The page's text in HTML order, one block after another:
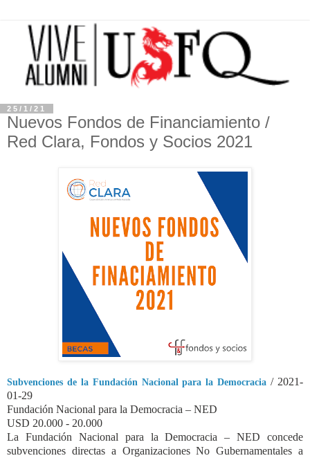
25/1/21
Nuevos Fondos de Financiamiento /
Red Clara, Fondos y Socios 2021
Subvenciones de la Fundación Nacional para la Democracia / 2021-
01-29
Fundación Nacional para la Democracia – NED
USD 20.000 - 20.000
La Fundación Nacional para la Democracia – NED concede
subvenciones directas a Organizaciones No Gubernamentales a